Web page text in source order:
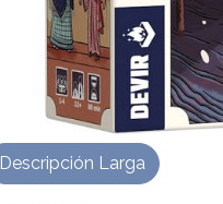
Descripción Larga